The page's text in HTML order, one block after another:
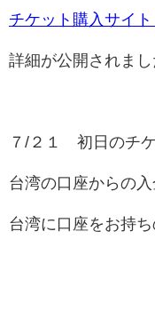
チケット購入サイ
詳細が公開されまし
７/２１ 初日のチ
台湾の口座からの入
台湾に口座をお持ち